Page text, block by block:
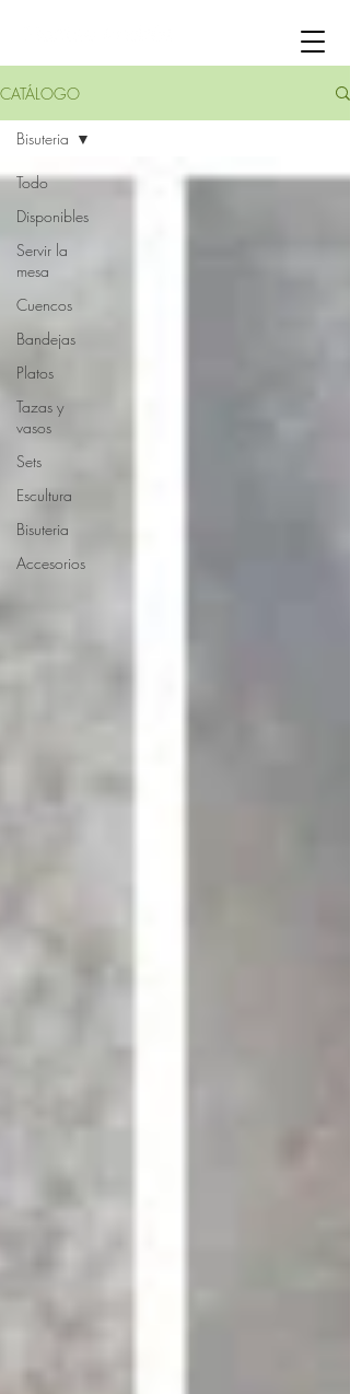
CATÁLOGO
Todo
Disponibles
Servir la
mesa
Cuencos
Bandejas
Platos
Tazas y
vasos
Sets
Escultura
Bisuteria
Accesorios
Bisuteria